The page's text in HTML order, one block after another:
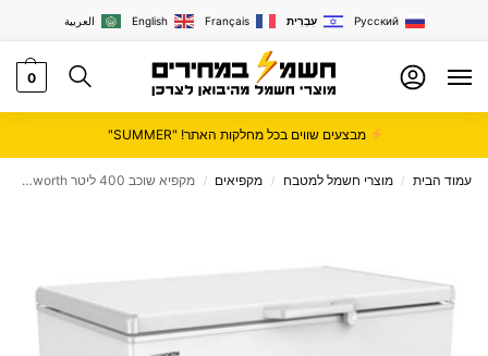
العربية English Français עִבְרִית Русский
0
מבצעים שווים בכל מחלקות האתר! "SUMMER"
עמוד הבית / מוצרי חשמל למטבח / מקפיאים / מקפיא שוכב 400 ליטר Skyworth דגם BD500C